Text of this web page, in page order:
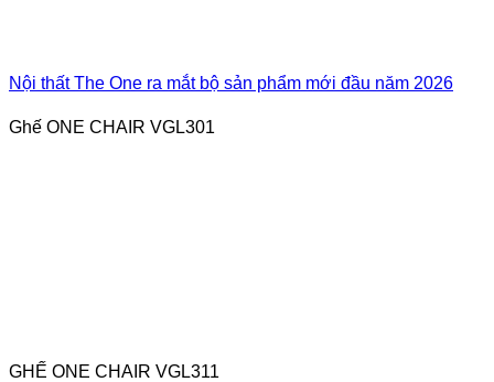
Nội thất The One ra mắt bộ sản phẩm mới đầu năm 2026
Ghế ONE CHAIR VGL301
GHẾ ONE CHAIR VGL311